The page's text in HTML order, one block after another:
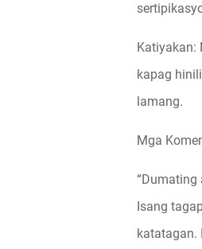
Katiyakan:
kapag
lamang.
Mga
“Dumating
Isang
katatagan.